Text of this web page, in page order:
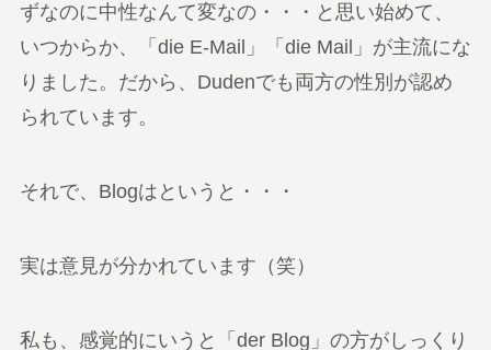
ずなのに中性なんて変なの・・・と思い始めて、
いつからか、「die E-Mail」「die Mail」が主流にな
りました。だから、Dudenでも両方の性別が認め
られています。
それで、Blogはというと・・・
実は意見が分かれています（笑）
私も、感覚的にいうと「der Blog」の方がしっくり